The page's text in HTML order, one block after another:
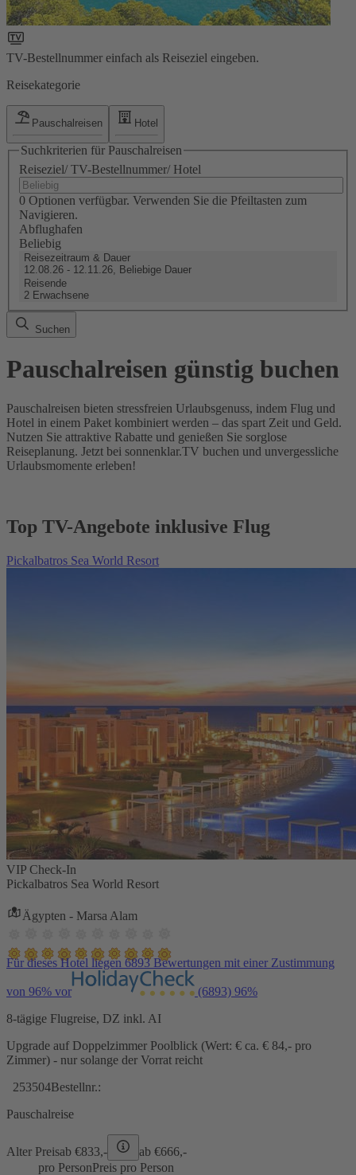
TV-Bestellnummer einfach als Reiseziel eingeben.
Reisekategorie
Pauschalreisen Hotel
Suchkriterien für Pauschalreisen
Reiseziel/ TV-Bestellnummer/ Hotel
0 Optionen verfügbar. Verwenden Sie die Pfeiltasten zum
Navigieren.
Abflughafen
Beliebig
Reisezeitraum & Dauer
12.08.26 - 12.11.26, Beliebige Dauer
Reisende
2 Erwachsene
Suchen
Pauschalreisen günstig buchen
Pauschalreisen bieten stressfreien Urlaubsgenuss, indem Flug und
Hotel in einem Paket kombiniert werden – das spart Zeit und Geld.
Nutzen Sie attraktive Rabatte und genießen Sie sorglose
Reiseplanung. Jetzt bei sonnenklar.TV buchen und unvergessliche
Urlaubsmomente erleben!
Top TV-Angebote inklusive Flug
Pickalbatros Sea World Resort
VIP Check-In
Pickalbatros Sea World Resort
Ägypten - Marsa Alam
Für dieses Hotel liegen 6893 Bewertungen mit einer Zustimmung
von 96% vor (6893) 96%
8-tägige Flugreise, DZ inkl. AI
Upgrade auf Doppelzimmer Poolblick (Wert: € ca. € 84,- pro
Zimmer) - nur solange der Vorrat reicht
253504Bestellnr.:
Pauschalreise
Alter Preisab €833,- ab €666,-
pro PersonPreis pro Person